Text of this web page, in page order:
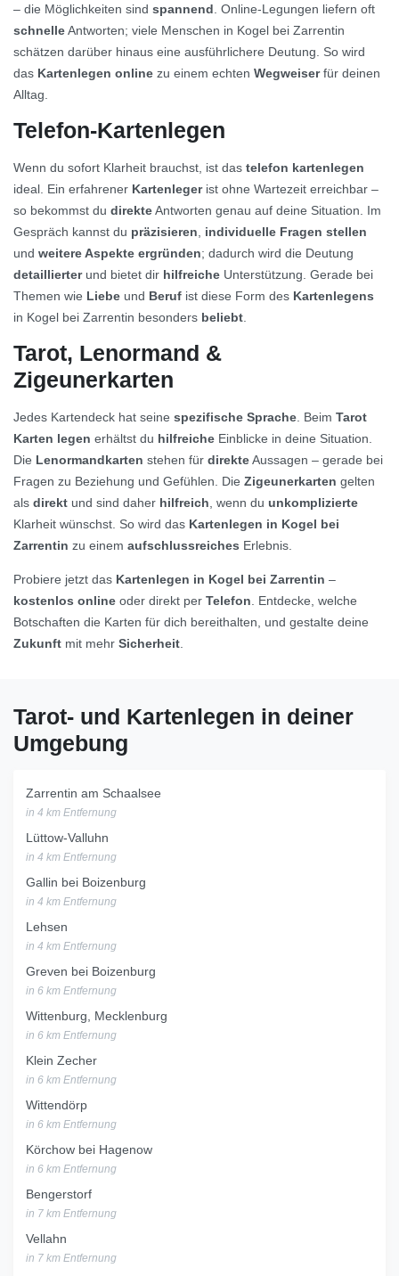
– die Möglichkeiten sind spannend . Online-Legungen liefern oft
schnelleAntworten; viele Menschen in Kogel bei Zarrentin
schätzen darüber hinaus eine ausführlichere Deutung. So wird
das Kartenlegen online zu einem echten Wegweiserfür deinen
Alltag.
Telefon-Kartenlegen
Wenn du sofort Klarheit brauchst, ist das telefon kartenlegen
ideal. Ein erfahrener Kartenlegerist ohne Wartezeit erreichbar –
so bekommst du direkteAntworten genau auf deine Situation. Im
Gespräch kannst du präzisieren
individuelle Fragen stellen
und weitere Aspekte ergründen; dadurch wird die Deutung
detaillierterund bietet dir hilfreiche Unterstützung. Gerade bei
Themen wie Liebe und Beruf ist diese Form des Kartenlegens
in Kogel bei Zarrentin besonders beliebt
Tarot, Lenormand &
Zigeunerkarten
Jedes Kartendeck hat seine spezifische Sprache . Beim Tarot
Karten legen erhältst du hilfreiche Einblicke in deine Situation.
Die Lenormandkarten stehen für direkteAussagen – gerade bei
Fragen zu Beziehung und Gefühlen. Die Zigeunerkarten gelten
als direkt und sind daher hilfreich , wenn du unkomplizierte
Klarheit wünschst. So wird das Kartenlegen in Kogel bei
Zarrentin zu einem aufschlussreiches Erlebnis.
Probiere jetzt das Kartenlegen in Kogel bei Zarrentin –
kostenlos online oder direkt per Telefon . Entdecke, welche
Botschaften die Karten für dich bereithalten, und gestalte deine
Zukunft mit mehr Sicherheit
Tarot- und Kartenlegen in deiner
Umgebung
Zarrentin am Schaalsee
in 4 km Entfernung
Lüttow-Valluhn
in 4 km Entfernung
Gallin bei Boizenburg
in 4 km Entfernung
Lehsen
in 4 km Entfernung
Greven bei Boizenburg
in 6 km Entfernung
Wittenburg, Mecklenburg
in 6 km Entfernung
Klein Zecher
in 6 km Entfernung
Wittendörp
in 6 km Entfernung
Körchow bei Hagenow
in 6 km Entfernung
Bengerstorf
in 7 km Entfernung
Vellahn
in 7 km Entfernung